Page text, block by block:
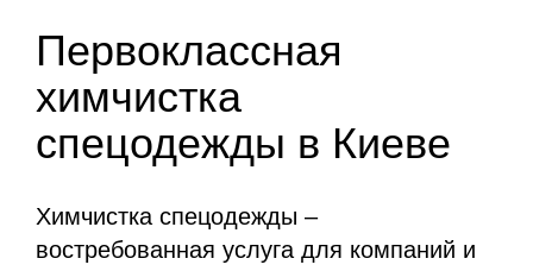
Первоклассная
химчистка
спецодежды в Киеве
Химчистка спецодежды –
востребованная услуга для компаний и